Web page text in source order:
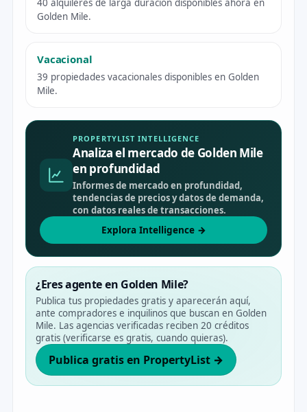
40 alquileres de larga duración disponibles ahora en
Golden Mile.
Vacacional
39 propiedades vacacionales disponibles en Golden
Mile.
PROPERTYLIST INTELLIGENCE
Analiza el mercado de Golden Mile
en profundidad
Informes de mercado en profundidad,
tendencias de precios y datos de demanda,
con datos reales de transacciones.
Explora Intelligence →
¿Eres agente en Golden Mile?
Publica tus propiedades gratis y aparecerán aquí,
ante compradores e inquilinos que buscan en Golden
Mile. Las agencias verificadas reciben 20 créditos
gratis (verificarse es gratis, cuando quieras).
Publica gratis en PropertyList →